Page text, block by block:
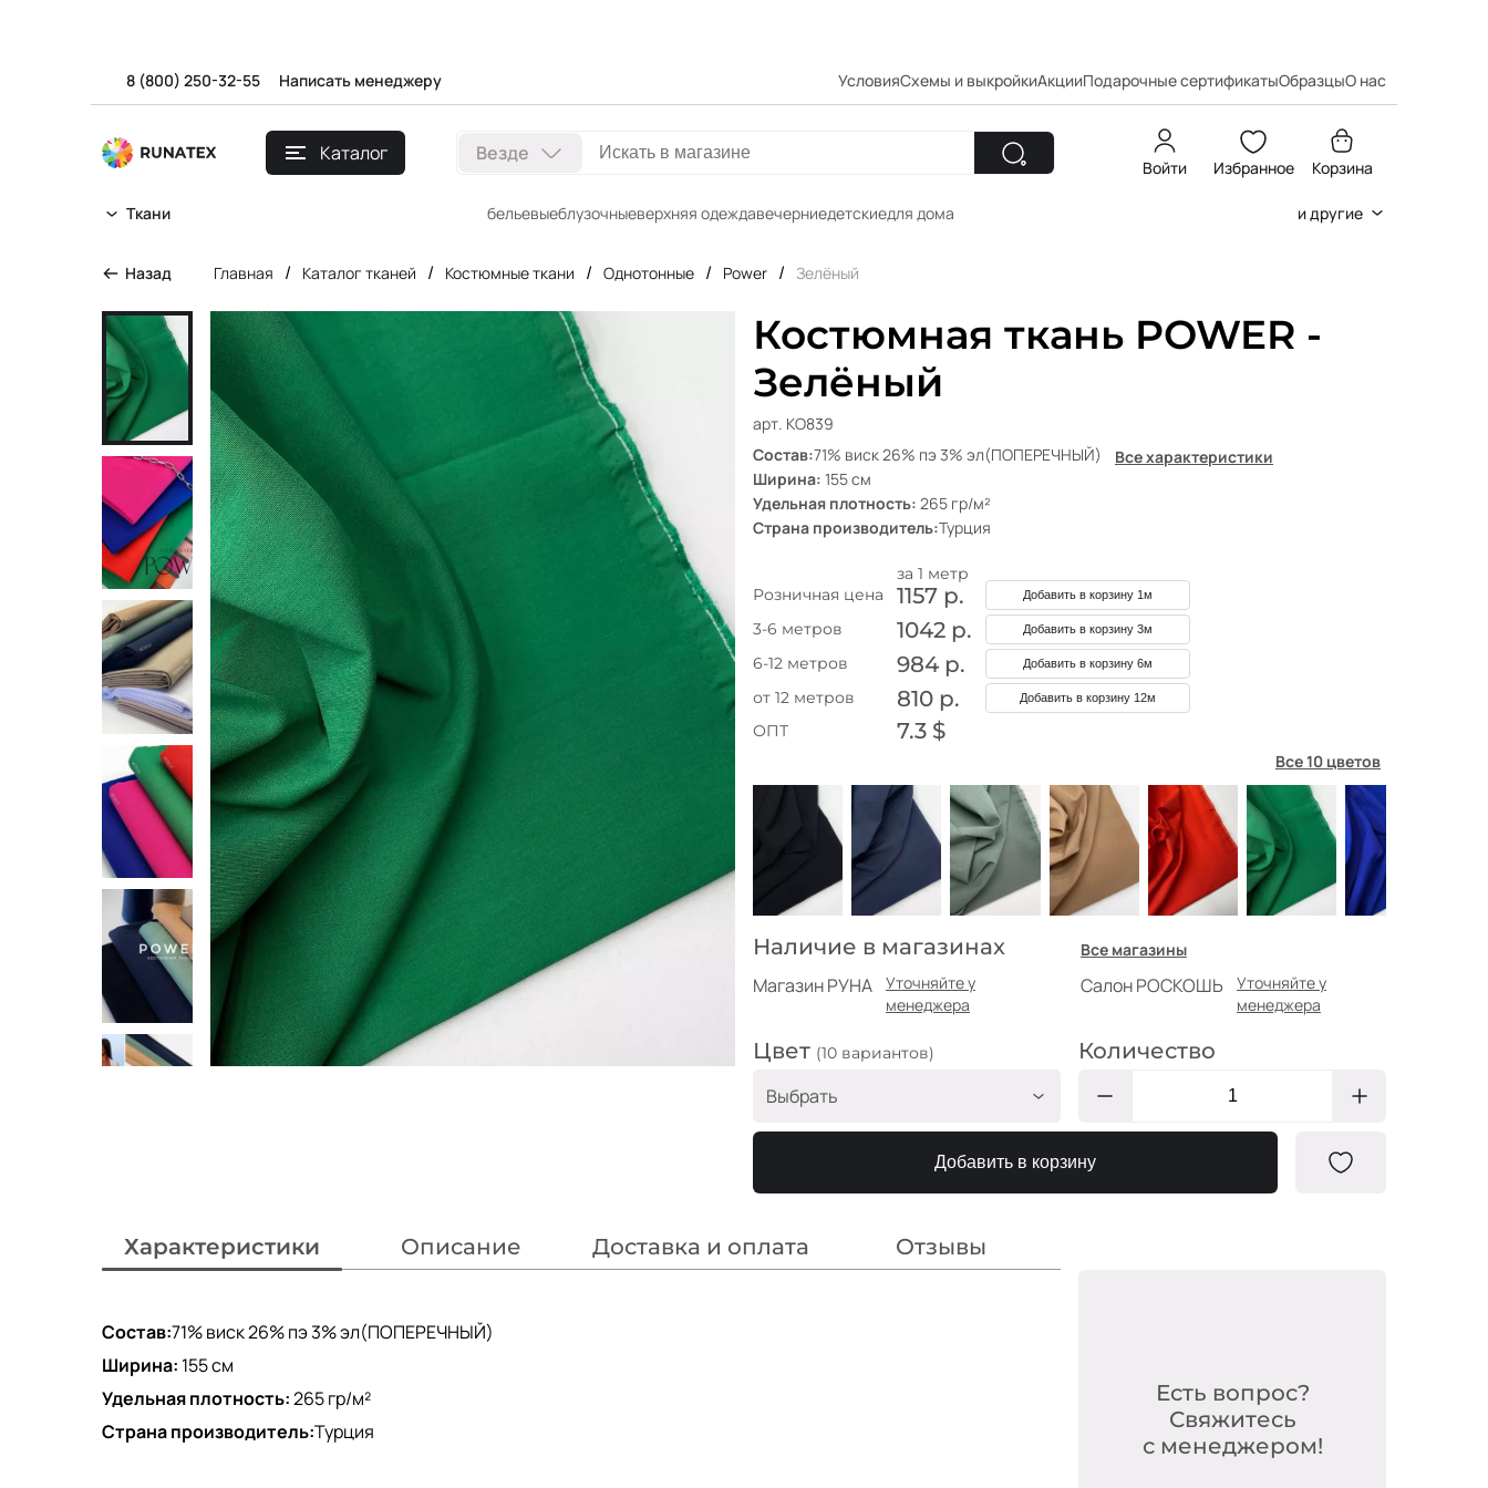
8 (800) 250-32-55 Написать менеджеру УсловияСхемы и выкройкиАкцииПодарочные сертификатыОбразцыО нас
Каталог Везде
Войти Избранное Корзина
Ткани бельевыеблузочныеверхняя одеждавечерниедетскиедля дома и другие
Назад Главная / Каталог тканей / Костюмные ткани / Однотонные / Power / Зелёный
Костюмная ткань POWER -
Зелёный
арт. КО839
Состав:71% виск 26% пэ 3% эл(ПОПЕРЕЧНЫЙ)
Ширина: 155 см
Удельная плотность: 265 гр/м²
Страна производитель:Турция
Все характеристики
за 1 метр
Розничная цена
1157 р. Добавить в корзину 1м
3-6 метров 1042 р. Добавить в корзину 3м
6-12 метров 984 р. Добавить в корзину 6м
от 12 метров 810 р. Добавить в корзину 12м
ОПТ 7.3 $
Все 10 цветов
Наличие в магазинах Все магазины
Магазин РУНА
Уточняйте у
менеджера
Салон РОСКОШЬ
Уточняйте у
менеджера
Цвет (10 вариантов)
Выбрать
Черный
КО833
КО832
Кэмел
Количество
Добавить в корзину
Характеристики Описание Доставка и оплата Отзывы
Состав:71% виск 26% пэ 3% эл(ПОПЕРЕЧНЫЙ)
Ширина: 155 см
Удельная плотность:265 гр/м²
Страна производитель:Турция
Есть вопрос?
Свяжитесь
с менеджером!